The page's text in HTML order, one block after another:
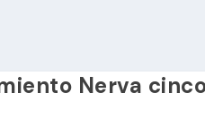
Nerva